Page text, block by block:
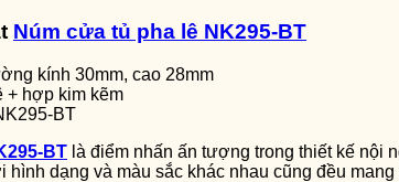
Núm cửa tủ pha lê NK295-BT
kính 30mm, cao 28mm
+ hợp kim kẽm
BT
BT là điểm nhấn ấn tượng trong thiết kế nội
hình dạng và màu sắc khác nhau cũng đều